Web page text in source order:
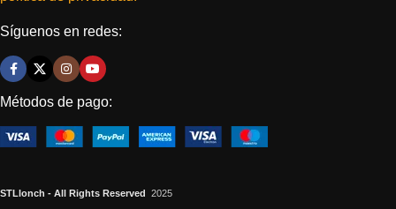
Síguenos en redes:
Métodos de pago:
STLlonch - All Rights Reserved 2025